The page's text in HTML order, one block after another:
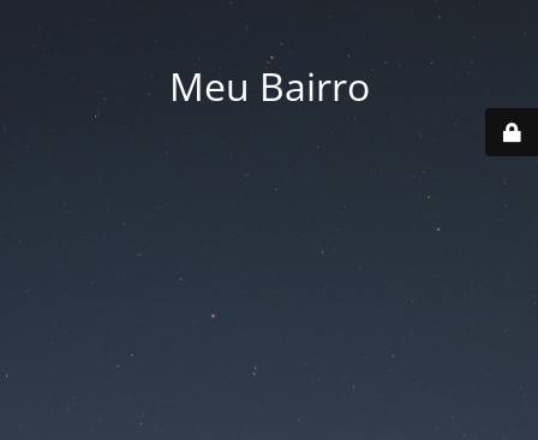
Meu Bairro